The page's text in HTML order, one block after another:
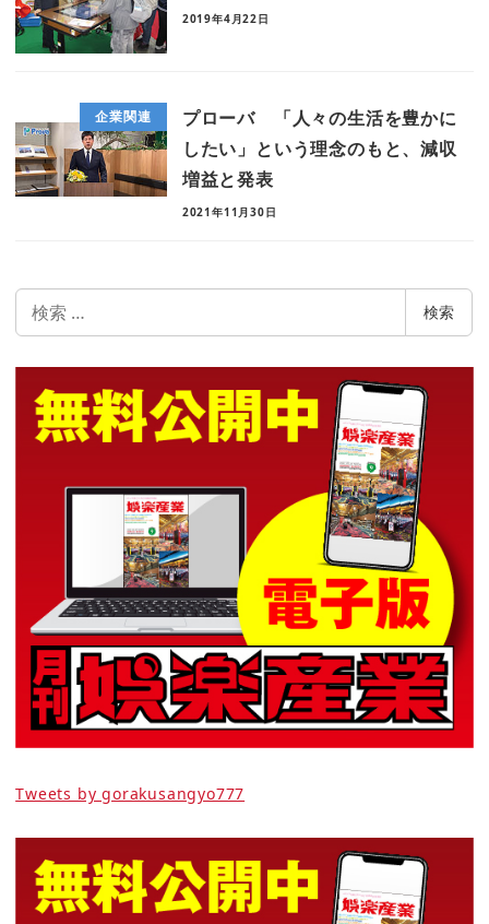
2019年4月22日
企業関連
プローバ 「人々の生活を豊かに
したい」という理念のもと、減収
増益と発表
2021年11月30日
索
検索
Tweets by gorakusangyo777